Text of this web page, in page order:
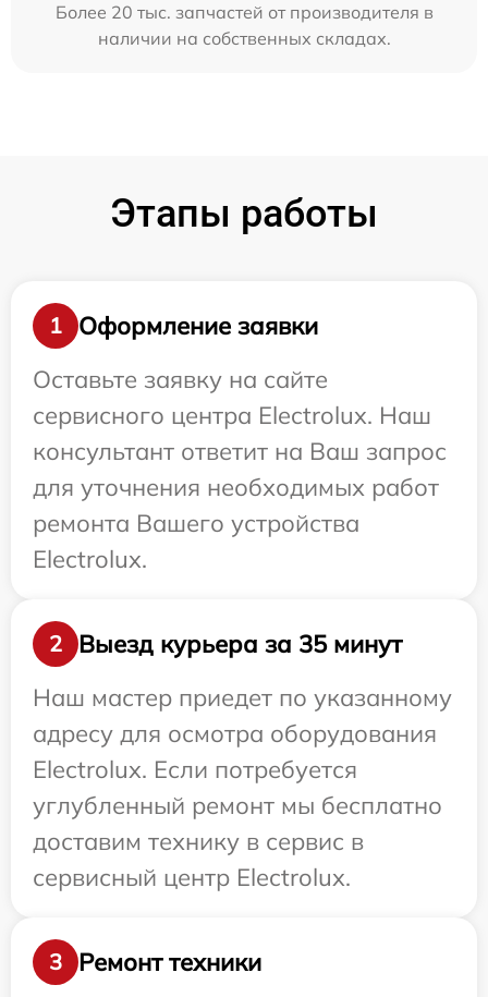
Более 20 тыс. запчастей от производителя в
наличии на собственных складах.
Этапы работы
1
Оформление заявки
Оставьте заявку на сайте
сервисного центра Electrolux. Наш
консультант ответит на Ваш запрос
для уточнения необходимых работ
ремонта Вашего устройства
Electrolux.
2
Выезд курьера за 35 минут
Наш мастер приедет по указанному
адресу для осмотра оборудования
Electrolux. Если потребуется
углубленный ремонт мы бесплатно
доставим технику в сервис в
сервисный центр Electrolux.
3 Ремонт техники